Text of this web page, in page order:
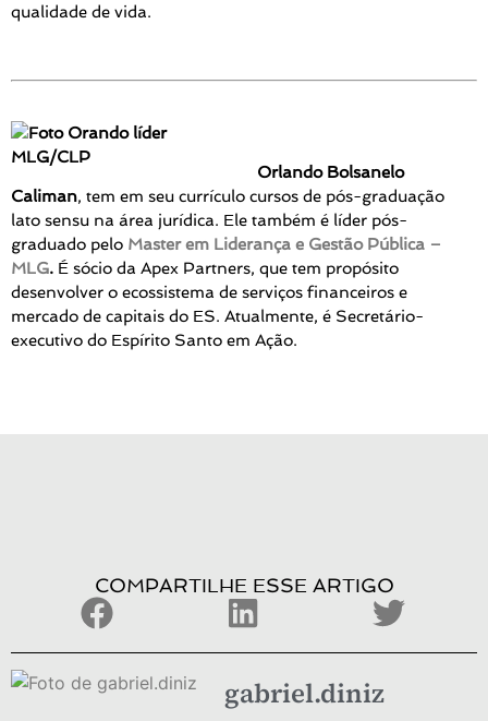
qualidade de vida.
Orlando Bolsanelo
Caliman, tem em seu currículo cursos de pós-graduação
lato sensu na área jurídica. Ele também é líder pós-
graduado pelo Master em Liderança e Gestão Pública –
MLG. É sócio da Apex Partners, que tem propósito
desenvolver o ecossistema de serviços financeiros e
mercado de capitais do ES. Atualmente, é Secretário-
executivo do Espírito Santo em Ação.
COMPARTILHE ESSE ARTIGO
gabriel.diniz